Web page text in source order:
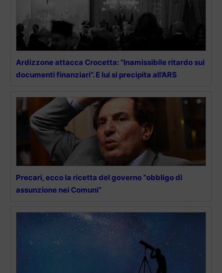
Ardizzone attacca Crocetta: “Inamissibile ritardo sui
documenti finanziari”. E lui si precipita all’ARS
Precari, ecco la ricetta del governo “obbligo di
assunzione nei Comuni”